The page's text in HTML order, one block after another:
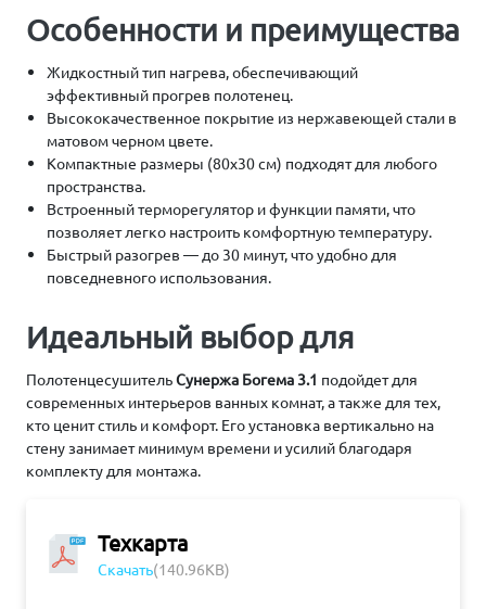
Техкарта
Скачать(140.96KB)
Особенности и преимущества
Жидкостный тип нагрева, обеспечивающий
эффективный прогрев полотенец.
Высококачественное покрытие из нержавеющей стали в
матовом черном цвете.
Компактные размеры (80х30 см) подходят для любого
пространства.
Встроенный терморегулятор и функции памяти, что
позволяет легко настроить комфортную температуру.
Быстрый разогрев — до 30 минут, что удобно для
повседневного использования.
Идеальный выбор для
ПолотенцесушительСунержа Богема 3.1 подойдет для
современных интерьеров ванных комнат, а также для тех,
кто ценит стиль и комфорт. Его установка вертикально на
стену занимает минимум времени и усилий благодаря
комплекту для монтажа.